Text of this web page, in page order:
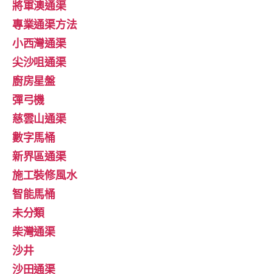
將軍澳通渠
專業通渠方法
小西灣通渠
尖沙咀通渠
廚房星盤
彈弓機
慈雲山通渠
數字馬桶
新界區通渠
施工裝修風水
智能馬桶
未分類
柴灣通渠
沙井
沙田通渠